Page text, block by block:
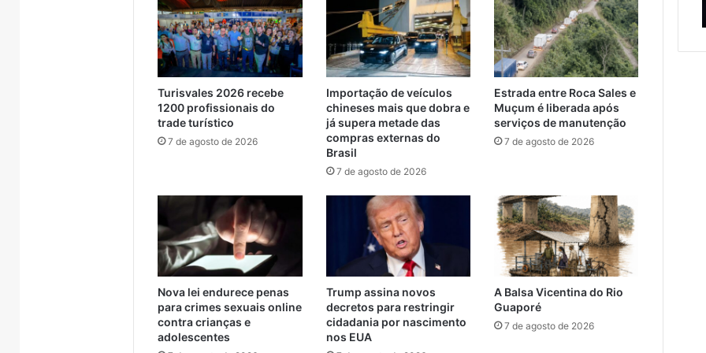
Turisvales 2026 recebe
1200 profissionais do
trade turístico
7 de agosto de 2026
Importação de veículos
chineses mais que dobra e
já supera metade das
compras externas do
Brasil
7 de agosto de 2026
Estrada entre Roca Sales e
Muçum é liberada após
serviços de manutenção
7 de agosto de 2026
Nova lei endurece penas
para crimes sexuais online
contra crianças e
adolescentes
Trump assina novos
decretos para restringir
cidadania por nascimento
nos EUA
A Balsa Vicentina do Rio
Guaporé
7 de agosto de 2026
serviços
de
manutenção
serviços de manutenção
crianças
e
adolescentes
adolescentes